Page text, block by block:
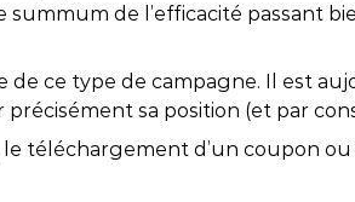
de l’efficacité passant
ce type de campagne. Il est
sa position (et par
téléchargement d’un coupon ou